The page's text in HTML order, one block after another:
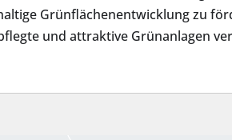
Grünflächenentwicklung zu
und attraktive Grünanlagen